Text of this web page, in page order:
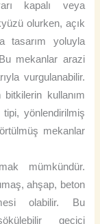
kapalı veya
olurken, açık
tasarım yoluyla
mekanlar arazi
vurgulanabilir.
kullanım
yönlendirilmiş
mekanlar
mümkündür.
ahşap, beton
olabilir. Bu
geçici